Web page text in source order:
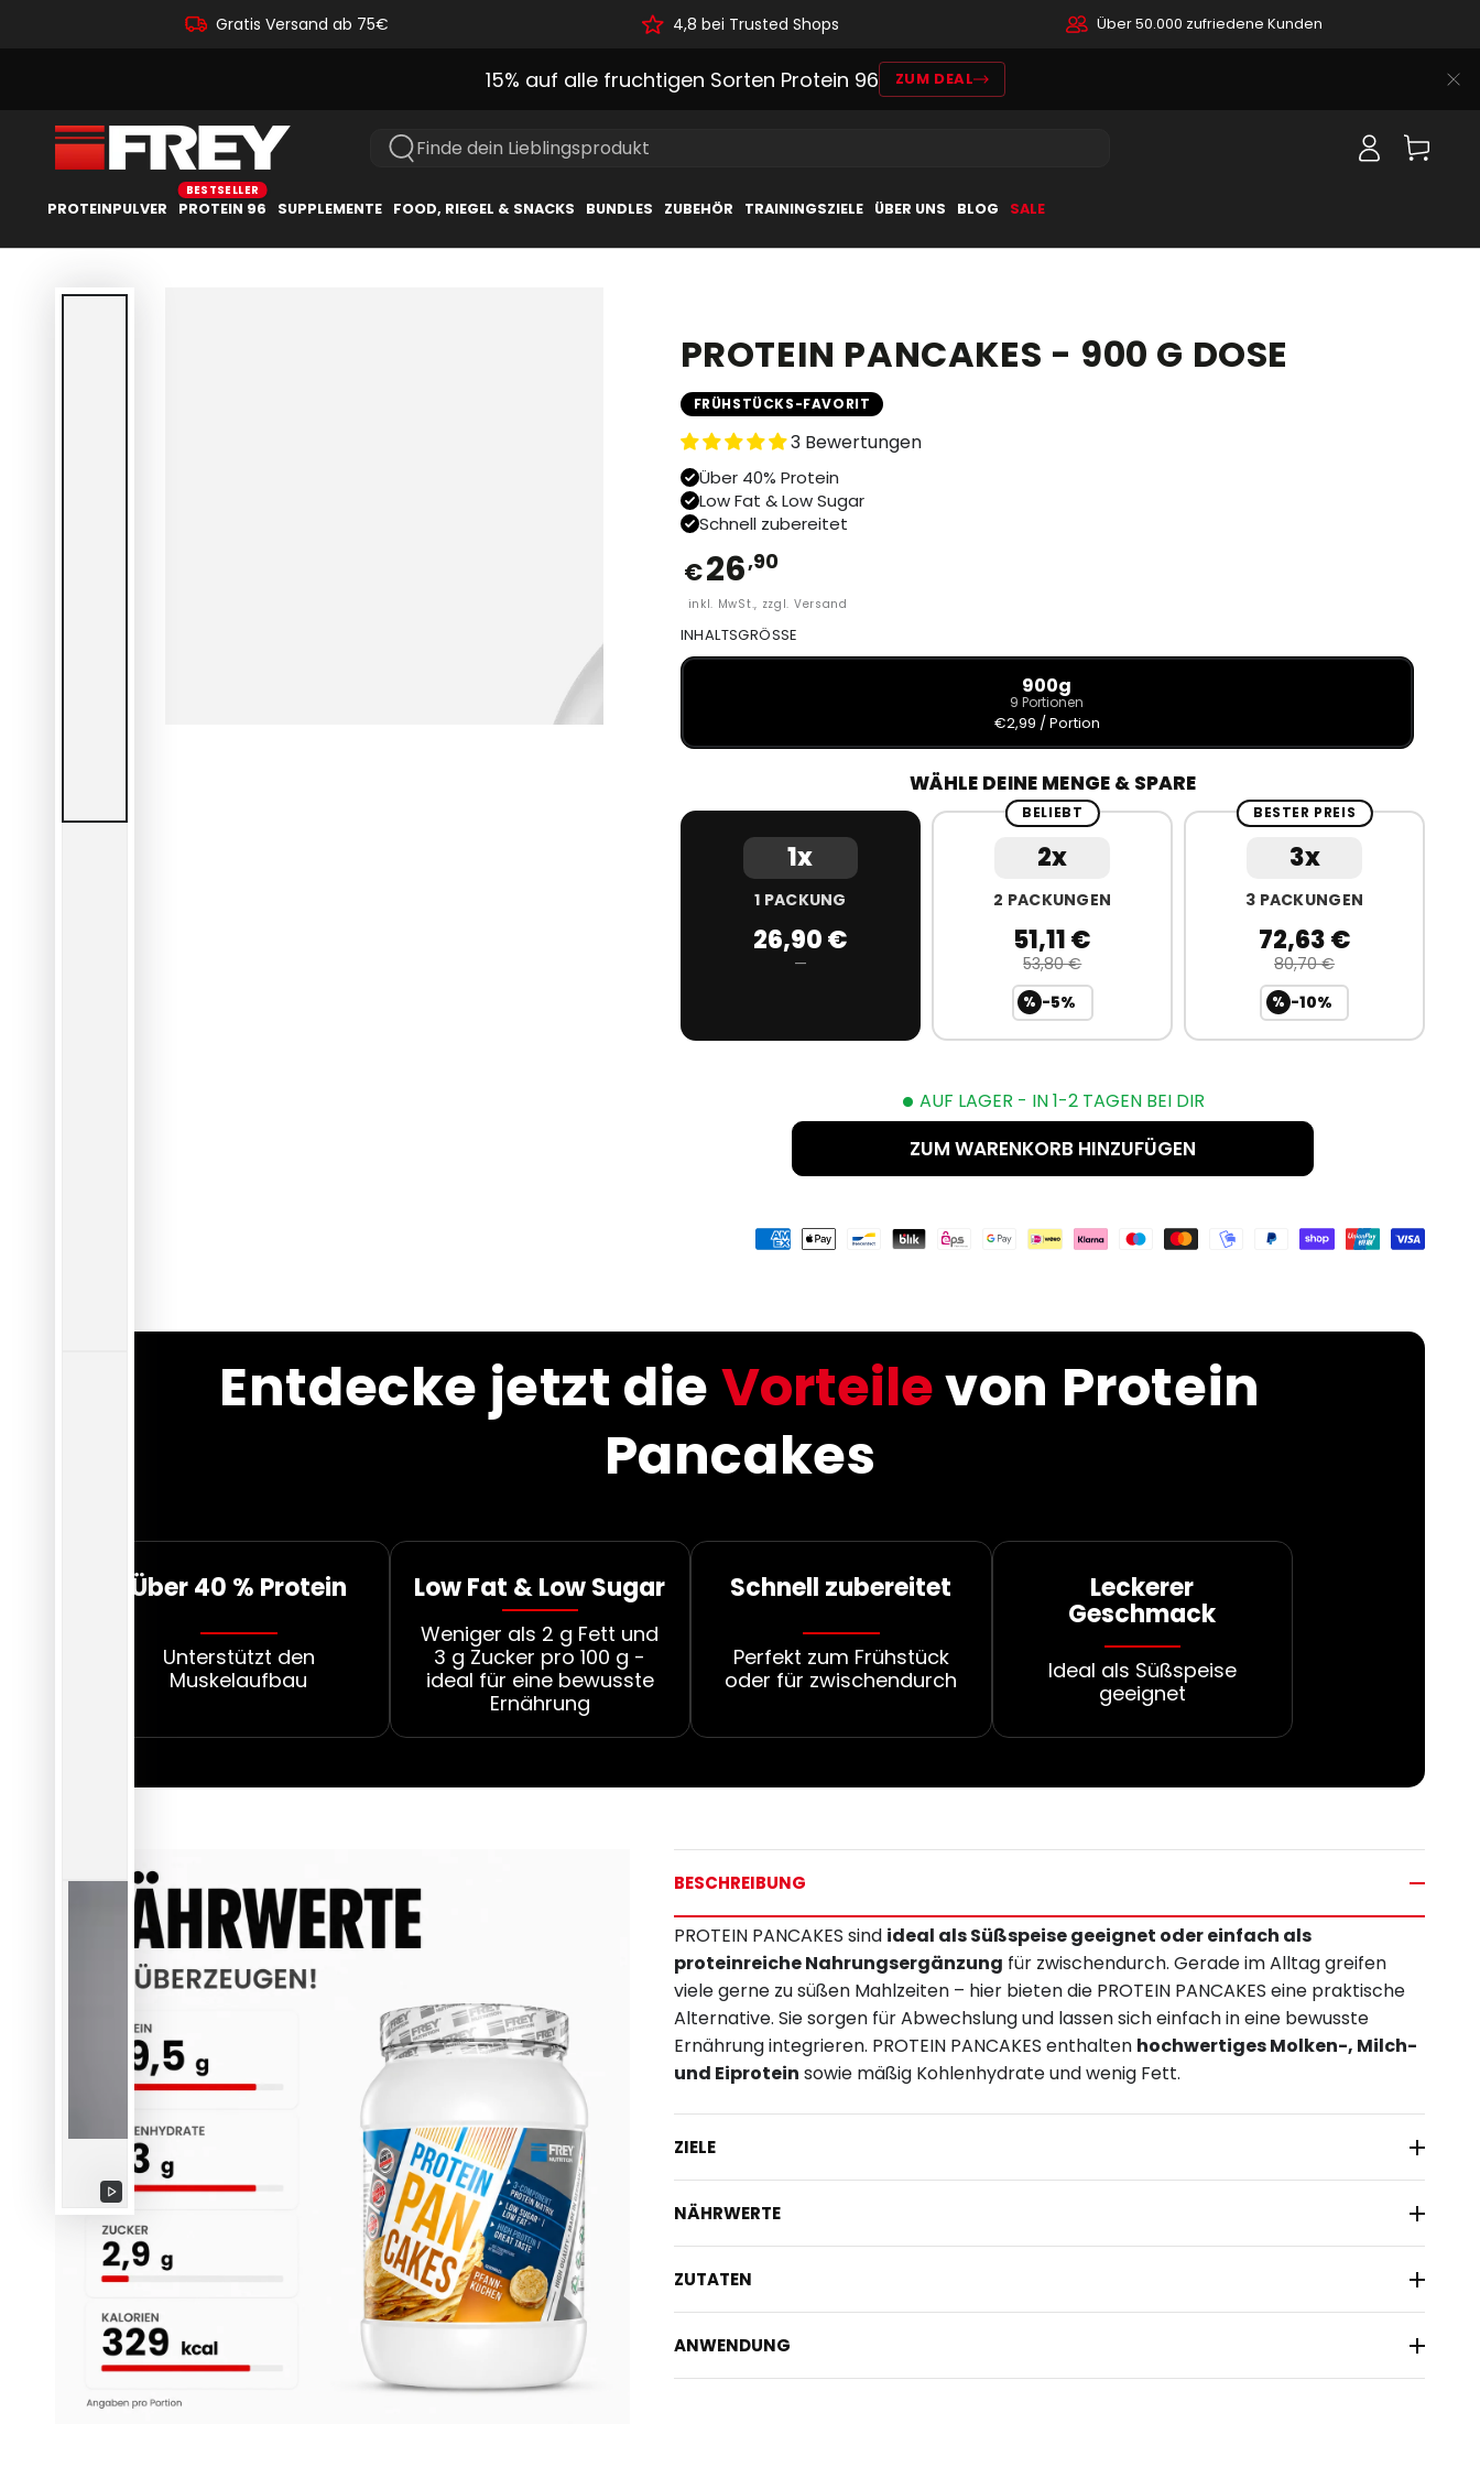
Gratis Versand ab 75€ 4,8 bei Trusted Shops Über 50.000 zufriedene Kunden
15% auf alle fruchtigen Sorten Protein 96 ZUM DEAL
PROTEINPULVER PROTEIN 96 SUPPLEMENTE FOOD, RIEGEL & SNACKS BUNDLES ZUBEHÖR TRAININGSZIELE ÜBER UNS BLOG SALE
Finde dein Lieblingsprodukt Einloggen
Warenkorb
PROTEIN PANCAKES - 900 G DOSE
FRÜHSTÜCKS-FAVORIT
3 Bewertungen
Über 40% Protein
Low Fat & Low Sugar
Schnell zubereitet
€26,90
inkl. MwSt., zzgl. Versand
INHALTSGRÖSSE
900g
9 Portionen
€2,99 / Portion
WÄHLE DEINE MENGE & SPARE
1x
1 PACKUNG
26,90 €
—
BELIEBT
2x
2 PACKUNGEN
51,11 €
53,80 €
% -5%
BESTER PREIS
3x
3 PACKUNGEN
72,63 €
80,70 €
% -10%
• AUF LAGER - IN 1-2 TAGEN BEI DIR
ZUM WARENKORB HINZUFÜGEN
Entdecke jetzt dieVorteilevon Protein
Pancakes
Über 40 % Protein
Unterstützt den
Muskelaufbau
Low Fat & Low Sugar
Weniger als 2 g Fett und
3 g Zucker pro 100 g -
ideal für eine bewusste
Ernährung
Schnell zubereitet
Perfekt zum Frühstück
oder für zwischendurch
Leckerer
Geschmack
Ideal als Süßspeise
geeignet
BESCHREIBUNG
PROTEIN PANCAKES sind ideal als Süßspeise geeignet oder einfach als
proteinreiche Nahrungsergänzung für zwischendurch. Gerade im Alltag greifen
viele gerne zu süßen Mahlzeiten – hier bieten die PROTEIN PANCAKES eine praktische
Alternative. Sie sorgen für Abwechslung und lassen sich einfach in eine bewusste
Ernährung integrieren. PROTEIN PANCAKES enthalten hochwertiges Molken-, Milch-
und Eiprotein sowie mäßig Kohlenhydrate und wenig Fett.
ZIELE
NÄHRWERTE
ZUTATEN
ANWENDUNG